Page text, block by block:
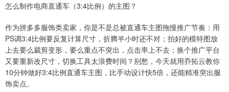
怎么制作电商直通车（3:4比例）的主图？
作为拼多多服饰类卖家，你是不是总被直通车主图拖慢推广节奏：用
PS调3:4比例要反复计算尺寸，折腾半小时还不对；拍好的模特图放
上去要么裁剪变形，要么重点不突出，点击率上不去；换个推广平台
又要重新改尺寸，切换工具太浪费时间？别愁，今天就用乔拓云教你
10分钟做好3:4比例直通车主图，比手动设计快5倍，还能精准突出服
饰卖点。